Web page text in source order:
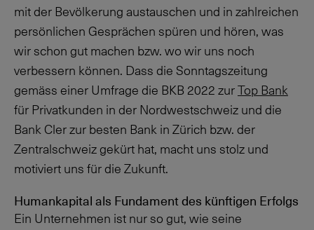
mit der Bevölkerung austauschen und in zahlreichen
persönlichen Gesprächen spüren und hören, was
wir schon gut machen bzw. wo wir uns noch
verbessern können. Dass die Sonntagszeitung
gemäss einer Umfrage die BKB 2022 zurTop Bank
für Privatkunden in der Nordwestschweiz und die
Bank Cler zur besten Bank in Zürich bzw. der
Zentralschweiz gekürt hat, macht uns stolz und
motiviert uns für die Zukunft.
Humankapital als Fundament des künftigen Erfolgs
Ein Unternehmen ist nur so gut, wie seine